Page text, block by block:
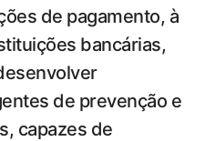
de pagamento, à
bancárias,
de prevenção e
capazes de